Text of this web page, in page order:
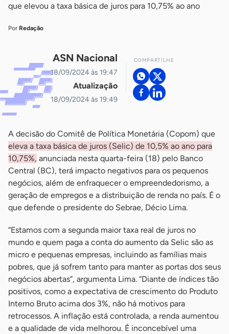
que elevou a taxa básica de juros para 10,75% ao ano
Por Redação
ASN Nacional
18/09/2024 às 19:47
Atualização
18/09/2024 às 19:49
COMPARTILHE
A decisão do Comitê de Política Monetária (Copom) que
eleva a taxa básica de juros (Selic) de 10,5% ao ano para
10,75%, anunciada nesta quarta-feira (18) pelo Banco
Central (BC), terá impacto negativos para os pequenos
negócios, além de enfraquecer o empreendedorismo, a
geração de empregos e a distribuição de renda no país. É o
que defende o presidente do Sebrae, Décio Lima.
“Estamos com a segunda maior taxa real de juros no
mundo e quem paga a conta do aumento da Selic são as
micro e pequenas empresas, incluindo as famílias mais
pobres, que já sofrem tanto para manter as portas dos seus
negócios abertas”, argumenta Lima. “Diante de índices tão
positivos, como a expectativa de crescimento do Produto
Interno Bruto acima dos 3%, não há motivos para
retrocessos. A inflação está controlada, a renda aumentou
e a qualidade de vida melhorou. É inconcebível uma